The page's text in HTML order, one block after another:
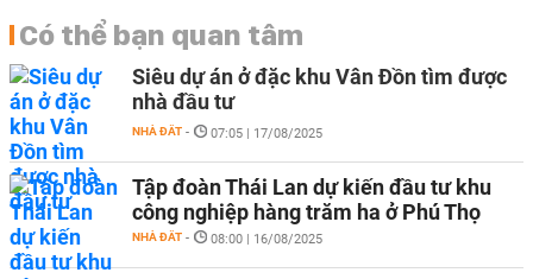
Có thể bạn quan tâm
Siêu dự án ở đặc khu Vân Đồn tìm được
nhà đầu tư
NHÀ ĐẤT - 07:05 | 17/08/2025
Tập đoàn Thái Lan dự kiến đầu tư khu
công nghiệp hàng trăm ha ở Phú Thọ
NHÀ ĐẤT - 08:00 | 16/08/2025